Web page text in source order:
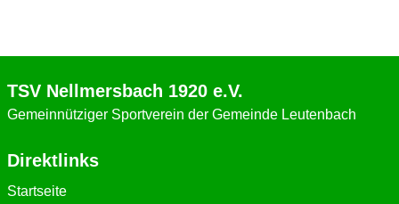
TSV Nellmersbach 1920 e.V.
Gemeinnütziger Sportverein der Gemeinde Leutenbach
Direktlinks
Startseite